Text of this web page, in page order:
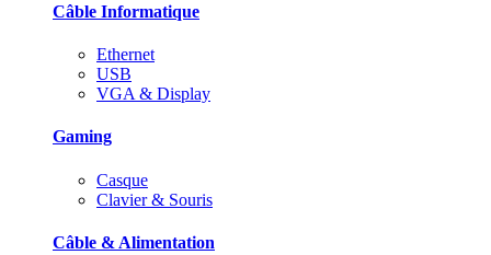
Câble Informatique
Ethernet
USB
VGA & Display
Gaming
Casque
Clavier & Souris
Câble & Alimentation